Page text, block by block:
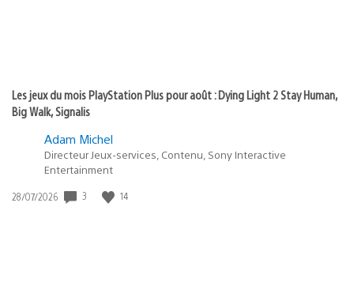
Les jeux du mois PlayStation Plus pour août : Dying Light 2 Stay Human,
Big Walk, Signalis
Adam Michel
Directeur Jeux-services, Contenu, Sony Interactive
Entertainment
Date
28/07/2026 3 14